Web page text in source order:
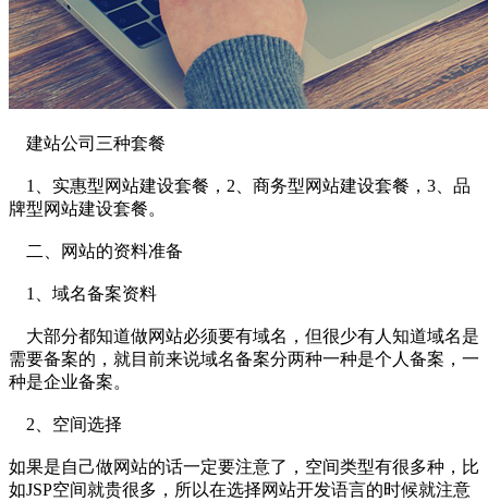
建站公司三种套餐
1、实惠型网站建设套餐，2、商务型网站建设套餐，3、品
牌型网站建设套餐。
二、网站的资料准备
1、域名备案资料
大部分都知道做网站必须要有域名，但很少有人知道域名是
需要备案的，就目前来说域名备案分两种一种是个人备案，一
种是企业备案。
2、空间选择
如果是自己做网站的话一定要注意了，空间类型有很多种，比
如JSP空间就贵很多，所以在选择网站开发语言的时候就注意